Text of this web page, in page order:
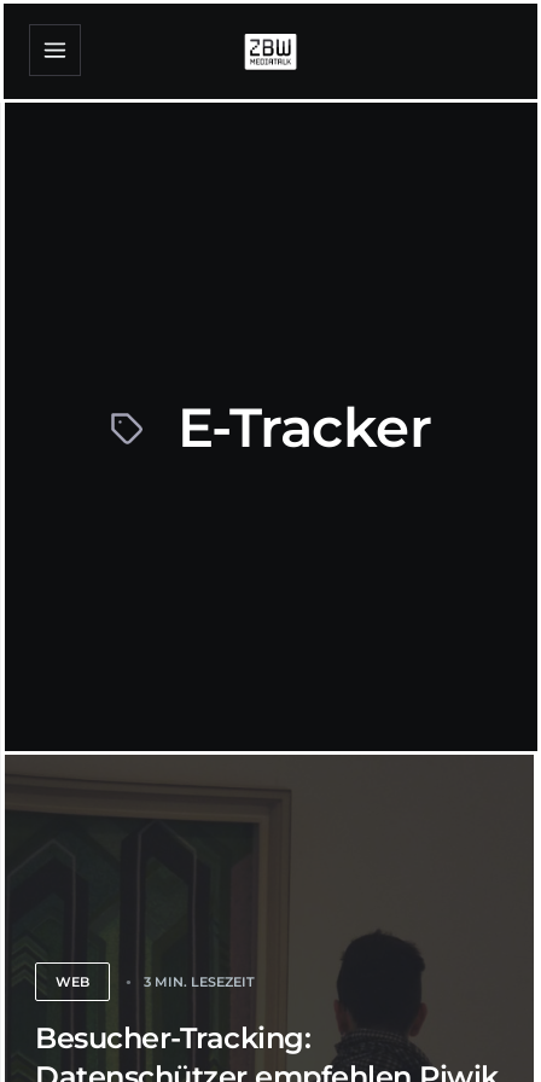
E-Tracker
WEB 3 MIN. LESEZEIT
Besucher-Tracking: